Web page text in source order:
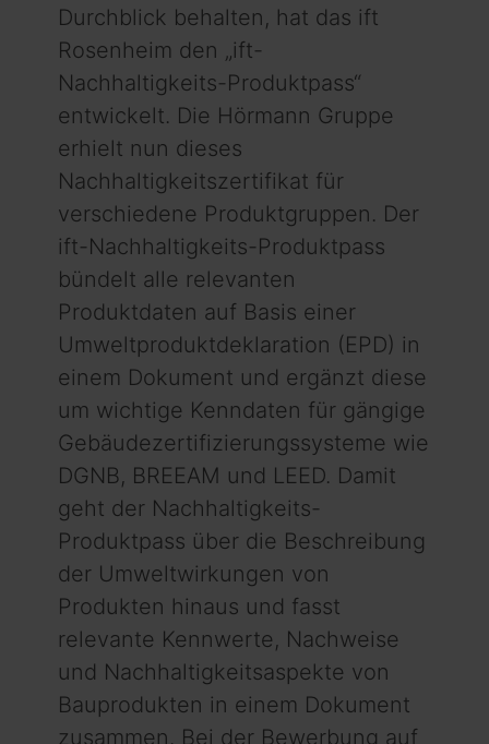
Durchblick behalten, hat das ift
Rosenheim den „ift-
Nachhaltigkeits-Produktpass“
entwickelt. Die Hörmann Gruppe
erhielt nun dieses
Nachhaltigkeitszertifikat für
verschiedene Produktgruppen. Der
ift-Nachhaltigkeits-Produktpass
bündelt alle relevanten
Produktdaten auf Basis einer
Umweltproduktdeklaration (EPD) in
einem Dokument und ergänzt diese
um wichtige Kenndaten für gängige
Gebäudezertifizierungssysteme wie
DGNB, BREEAM und LEED. Damit
geht der Nachhaltigkeits-
Produktpass über die Beschreibung
der Umweltwirkungen von
Produkten hinaus und fasst
relevante Kennwerte, Nachweise
und Nachhaltigkeitsaspekte von
Bauprodukten in einem Dokument
zusammen. Bei der Bewerbung auf